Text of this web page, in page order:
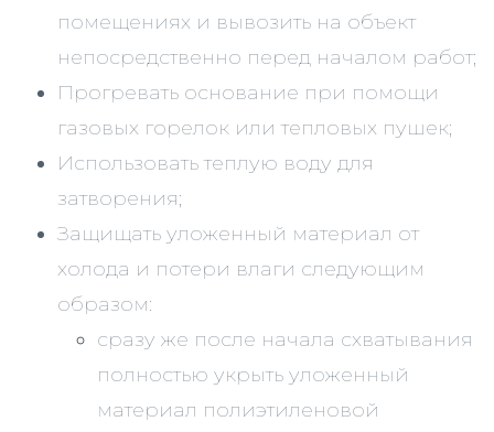
помещениях и вывозить на объект
непосредственно перед началом работ;
Прогревать основание при помощи
газовых горелок или тепловых пушек;
Использовать теплую воду для
затворения;
Защищать уложенный материал от
холода и потери влаги следующим
образом:
сразу же после начала схватывания
полностью укрыть уложенный
материал полиэтиленовой